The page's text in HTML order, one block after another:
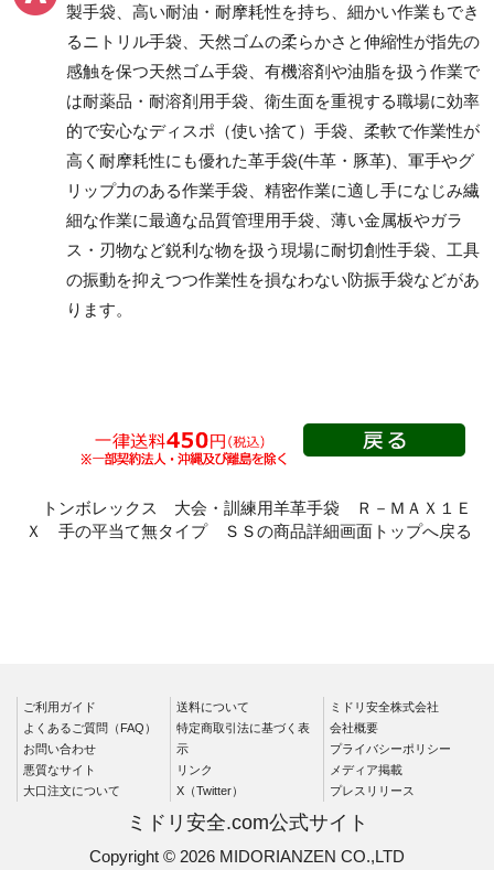
ディスポ(使い捨て)手袋
塩化ビニール手袋
ニトリル手袋
ポリエチレン手袋
天然ゴム手袋
革手袋（牛革・豚革・
山羊革）
人工・合成皮革手袋
軍手・滑り止め加工手
耐突刺性手袋 防振手袋
耐熱保護手袋 低温作業用手袋
人工皮革・合成皮革
ケブラー繊維製
製手袋、高い耐油・耐摩耗性を持ち、細かい作業もでき
るニトリル手袋、天然ゴムの柔らかさと伸縮性が指先の
感触を保つ天然ゴム手袋、有機溶剤や油脂を扱う作業で
は耐薬品・耐溶剤用手袋、衛生面を重視する職場に効率
的で安心なディスポ（使い捨て）手袋、柔軟で作業性が
高く耐摩耗性にも優れた革手袋(牛革・豚革)、軍手やグ
リップ力のある作業手袋、精密作業に適し手になじみ繊
細な作業に最適な品質管理用手袋、薄い金属板やガラ
ス・刃物など鋭利な物を扱う現場に耐切創性手袋、工具
の振動を抑えつつ作業性を損なわない防振手袋などがあ
ります。
トンボレックス 大会・訓練用羊革手袋 Ｒ－ＭＡＸ１Ｅ
Ｘ 手の平当て無タイプ ＳＳの商品詳細画面トップへ戻る
ご利用ガイド
よくあるご質問（FAQ）
お問い合わせ
悪質なサイト
大口注文について
送料について
特定商取引法に基づく表
示
リンク
X（Twitter）
ミドリ安全株式会社
会社概要
プライバシーポリシー
メディア掲載
プレスリリース
ミドリ安全.com公式サイト
Copyright © 2026 MIDORIANZEN CO.,LTD